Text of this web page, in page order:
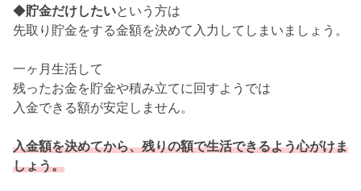
◆貯金だけしたいという方は
先取り貯金をする金額を決めて入力してしまいましょう。
一ヶ月生活して
残ったお金を貯金や積み立てに回すようでは
入金できる額が安定しません。
入金額を決めてから、残りの額で生活できるよう心がけま
しょう。